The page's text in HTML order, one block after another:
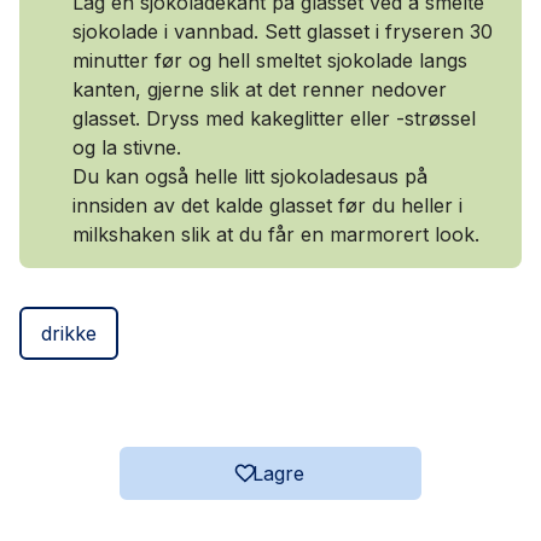
sjokolade i vannbad. Sett glasset i fryseren 30
minutter før og hell smeltet sjokolade langs
kanten, gjerne slik at det renner nedover
glasset. Dryss med kakeglitter eller -strøssel
og la stivne.
Du kan også helle litt sjokoladesaus på
innsiden av det kalde glasset før du heller i
milkshaken slik at du får en marmorert look.
drikke
Lagre